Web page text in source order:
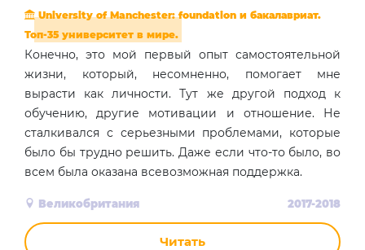
University of Manchester: foundation и бакалавриат.
Топ-35 университет в мире.
Конечно, это мой первый опыт самостоятельной
жизни, который, несомненно, помогает мне
вырасти как личности. Тут же другой подход к
обучению, другие мотивации и отношение. Не
сталкивался с серьезными проблемами, которые
было бы трудно решить. Даже если что-то было, во
всем была оказана всевозможная поддержка.
Великобритания 2017-2018
Читать